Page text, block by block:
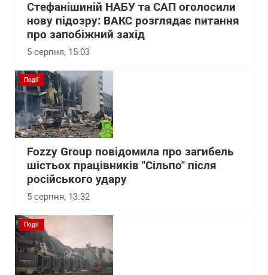
Стефанішиній НАБУ та САП оголосили
нову підозру: ВАКС розглядає питання
про запобіжний захід
5 серпня, 15:03
Події
Fozzy Group повідомила про загибель
шістьох працівників "Сільпо" після
російського удару
5 серпня, 13:32
Події